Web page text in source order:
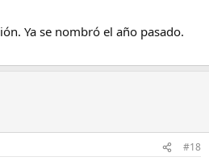
Ya se nombró el año pasado.
#18